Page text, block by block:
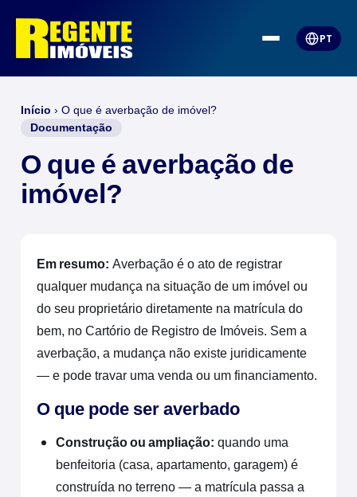
PT
Início › O que é averbação de imóvel?
Documentação
O que é averbação de
imóvel?
Em resumo: Averbação é o ato de registrar
qualquer mudança na situação de um imóvel ou
do seu proprietário diretamente na matrícula do
bem, no Cartório de Registro de Imóveis. Sem a
averbação, a mudança não existe juridicamente
— e pode travar uma venda ou um financiamento.
O que pode ser averbado
Construção ou ampliação: quando uma
benfeitoria (casa, apartamento, garagem) é
construída no terreno — a matrícula passa a